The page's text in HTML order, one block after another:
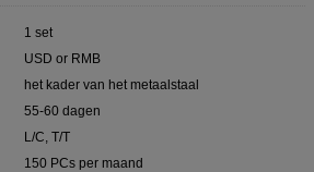
1 set
USD or RMB
het kader van het metaalstaal
55-60 dagen
L/C, T/T
150 PCs per maand